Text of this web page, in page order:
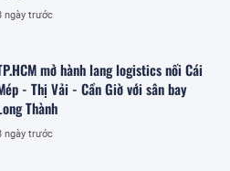
ngày trước
mở hành lang logistics nối Cái
- Thị Vải - Cần Giờ với sân bay
Thành
ngày trước